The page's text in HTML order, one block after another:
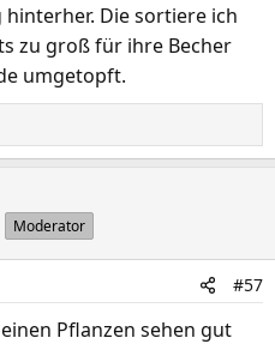
Die sortiere ich
zu groß für ihre Becher
umgetopft.
Moderator
#57
Pflanzen sehen gut